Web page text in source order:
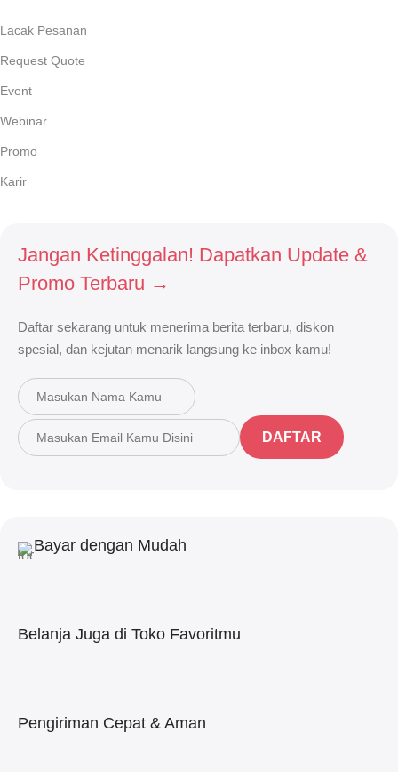
Lacak Pesanan
Request Quote
Event
Webinar
Promo
Karir
Jangan Ketinggalan! Dapatkan Update &
Promo Terbaru →
Daftar sekarang untuk menerima berita terbaru, diskon
spesial, dan kejutan menarik langsung ke inbox kamu!
DAFTAR
Bayar dengan Mudah
Belanja Juga di Toko Favoritmu
Pengiriman Cepat & Aman